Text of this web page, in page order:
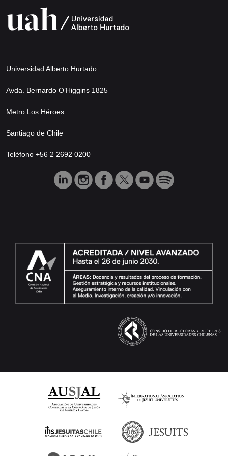
Universidad Alberto Hurtado
Avda. Bernardo O’Higgins 1825
Metro Los Héroes
Santiago de Chile
Teléfono +56 2 2692 0200